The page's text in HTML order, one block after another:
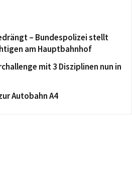
– Bundespolizei stellt
am Hauptbahnhof
mit 3 Disziplinen nun in
Autobahn A4